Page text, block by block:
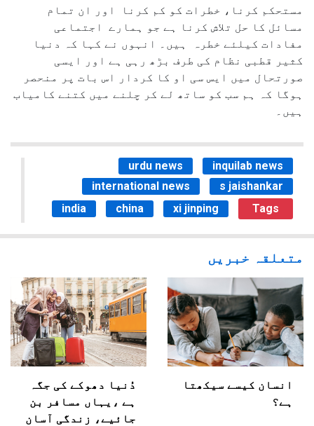
مستحکم کرنا، خطرات کو کم کرنا اور ان تمام
مسائل کا حل تلاش کرنا ہے جو ہمارے اجتماعی
مفادات کیلئے خطرہ ہیں۔ انہوں نے کہا کہ دنیا
کثیر قطبی نظام کی طرف بڑھ رہی ہے اور ایسی
صورتحال میں ایس سی او کا کردار اس بات پر منحصر
ہوگا کہ ہم سب کو ساتھ لے کر چلنے میں کتنے کامیاب
ہیں۔
urdu news
inquilab news
international news
s jaishankar
india
china xi jinping Tags
متعلقہ خبریں
انسان کیسے سیکھتا
ہے؟
دُنیا دھوکے کی جگہ
ہے ،یہاں مسافر بن
جائیے، زندگی آسان